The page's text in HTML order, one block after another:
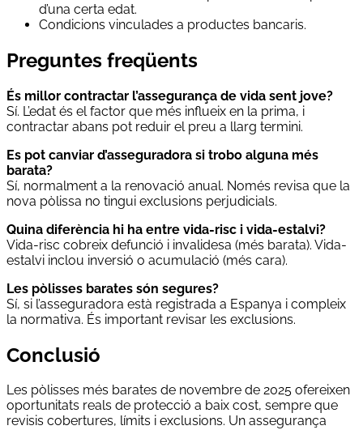
d’una certa edat.
Condicions vinculades a productes bancaris.
Preguntes freqüents
És millor contractar l’assegurança de vida sent jove?
Sí. L’edat és el factor que més influeix en la prima, i
contractar abans pot reduir el preu a llarg termini.
Es pot canviar d’asseguradora si trobo alguna més
barata?
Sí, normalment a la renovació anual. Només revisa que la
nova pòlissa no tingui exclusions perjudicials.
Quina diferència hi ha entre vida-risc i vida-estalvi?
Vida-risc cobreix defunció i invalidesa (més barata). Vida-
estalvi inclou inversió o acumulació (més cara).
Les pòlisses barates són segures?
Sí, si l’asseguradora està registrada a Espanya i compleix
la normativa. És important revisar les exclusions.
Conclusió
Les pòlisses més barates de novembre de 2025 ofereixen
oportunitats reals de protecció a baix cost, sempre que
revisis cobertures, límits i exclusions. Un assegurança